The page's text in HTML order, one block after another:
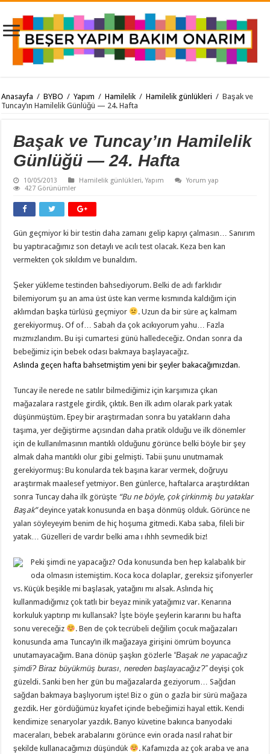
Anasayfa / BYBO / Yapım / Hamilelik / Hamilelik günlükleri / Başak ve
Tuncay’ın Hamilelik Günlüğü — 24. Hafta
Başak ve Tuncay’ın Hamilelik
Günlüğü — 24. Hafta
10/05/2013 Hamilelik günlükleri,Yapım
Yorum yap
427 Görünümler
Gün geçmiyor ki bir testin daha zamanı gelip kapıyı çalmasın… Sanırım
bu yaptıracağımız son detaylı ve acılı test olacak. Keza ben kan
vermekten çok sıkıldım ve bunaldım.
Şeker yükleme testinden bahsediyorum. Belki de adı farklıdır
bilemiyorum şu an ama üst üste kan verme kısmında kaldığım için
aklımdan başka türlüsü geçmiyor
. Uzun da bir süre aç kalmam
gerekiyormuş. Of of… Sabah da çok acıkıyorum yahu… Fazla
mızmızlandım. Bu işi cumartesi günü halledeceğiz. Ondan sonra da
bebeğimiz için bebek odası bakmaya başlayacağız.
Aslında geçen hafta bahsetmiştim yeni bir şeyler bakacağımızdan.
Tuncay ile nerede ne satılır bilmediğimiz için karşımıza çıkan
mağazalara rastgele girdik, çıktık. Ben ilk adım olarak park yatak
düşünmüştüm. Epey bir araştırmadan sonra bu yatakların daha
taşıma, yer değiştirme açısından daha pratik olduğu ve ilk dönemler
için de kullanılmasının mantıklı olduğunu görünce belki böyle bir şey
almak daha mantıklı olur gibi gelmişti. Tabii şunu unutmamak
gerekiyormuş: Bu konularda tek başına karar vermek, doğruyu
araştırmak maalesef yetmiyor. Ben günlerce, haftalarca araştırdıktan
sonra Tuncay daha ilk görüşte “Bu ne böyle, çok çirkinmiş bu yataklar
Başak”deyince yatak konusunda en başa dönmüş olduk. Görünce ne
yalan söyleyeyim benim de hiç hoşuma gitmedi. Kaba saba, fileli bir
yatak… Güzelleri de vardır belki ama ı ıhhh sevmedik biz!
Peki şimdi ne yapacağız? Oda konusunda ben hep kalabalık bir
oda olmasın istemiştim. Koca koca dolaplar, gereksiz şifonyerler
vs. Küçük beşikle mi başlasak, yatağını mı alsak. Aslında hiç
kullanmadığımız çok tatlı bir beyaz minik yatağımız var. Kenarına
korkuluk yaptırıp mı kullansak? İşte böyle şeylerin kararını bu hafta
sonu vereceğiz
. Ben de çok tecrübeli değilim çocuk mağazaları
konusunda ama Tuncay’ın ilk mağazaya girişini ömrüm boyunca
unutamayacağım. Bana dönüp şaşkın gözlerle “Başak ne yapacağız
şimdi? Biraz büyükmüş burası, nereden başlayacağız?”deyişi çok
güzeldi. Sanki ben her gün bu mağazalarda geziyorum… Sağdan
sağdan bakmaya başlıyorum işte! Biz o gün o gazla bir sürü mağaza
gezdik. Her gördüğümüz kıyafet içinde bebeğimizi hayal ettik. Kendi
kendimize senaryolar yazdık. Banyo küvetine bakınca banyodaki
maceraları, bebek arabalarını görünce evin orada nasıl rahat bir
şekilde kullanacağımızı düşündük
. Kafamızda az çok araba ve ana